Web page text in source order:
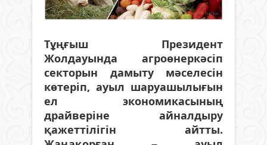
Тұңғыш Президент
Жолдауында агроөнеркәсіп
секторын дамыту мәселесін
көтеріп, ауыл шаруашылығын
ел экономикасының
драйверіне айналдыру
қажеттілігін айтты.